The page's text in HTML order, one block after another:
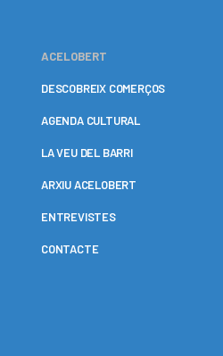
ACELOBERT
DESCOBREIX COMERÇOS
AGENDA CULTURAL
LA VEU DEL BARRI
ARXIU ACELOBERT
ENTREVISTES
CONTACTE